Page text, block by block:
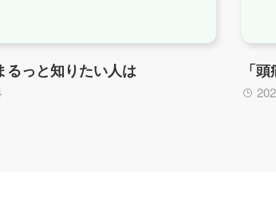
るっと知りたい人は 「